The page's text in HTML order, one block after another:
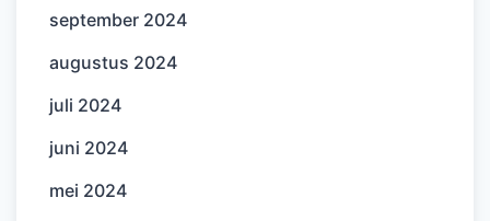
september 2024
augustus 2024
juli 2024
juni 2024
mei 2024